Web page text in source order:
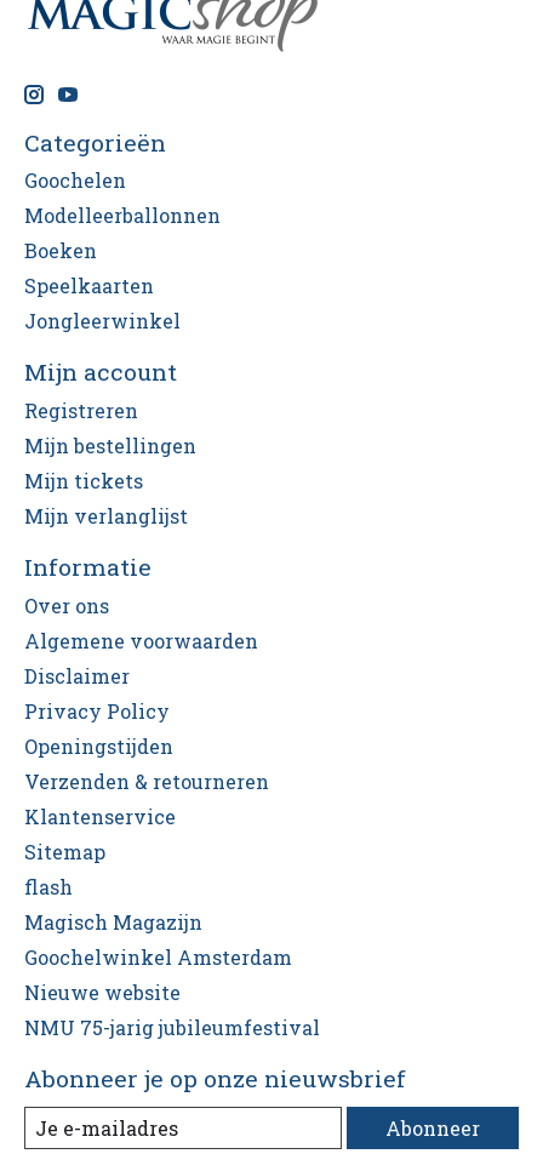
Categorieën
Goochelen
Modelleerballonnen
Boeken
Speelkaarten
Jongleerwinkel
Mijn account
Registreren
Mijn bestellingen
Mijn tickets
Mijn verlanglijst
Informatie
Over ons
Algemene voorwaarden
Disclaimer
Privacy Policy
Openingstijden
Verzenden & retourneren
Klantenservice
Sitemap
flash
Magisch Magazijn
Goochelwinkel Amsterdam
Nieuwe website
NMU 75-jarig jubileumfestival
Abonneer je op onze nieuwsbrief
Abonneer